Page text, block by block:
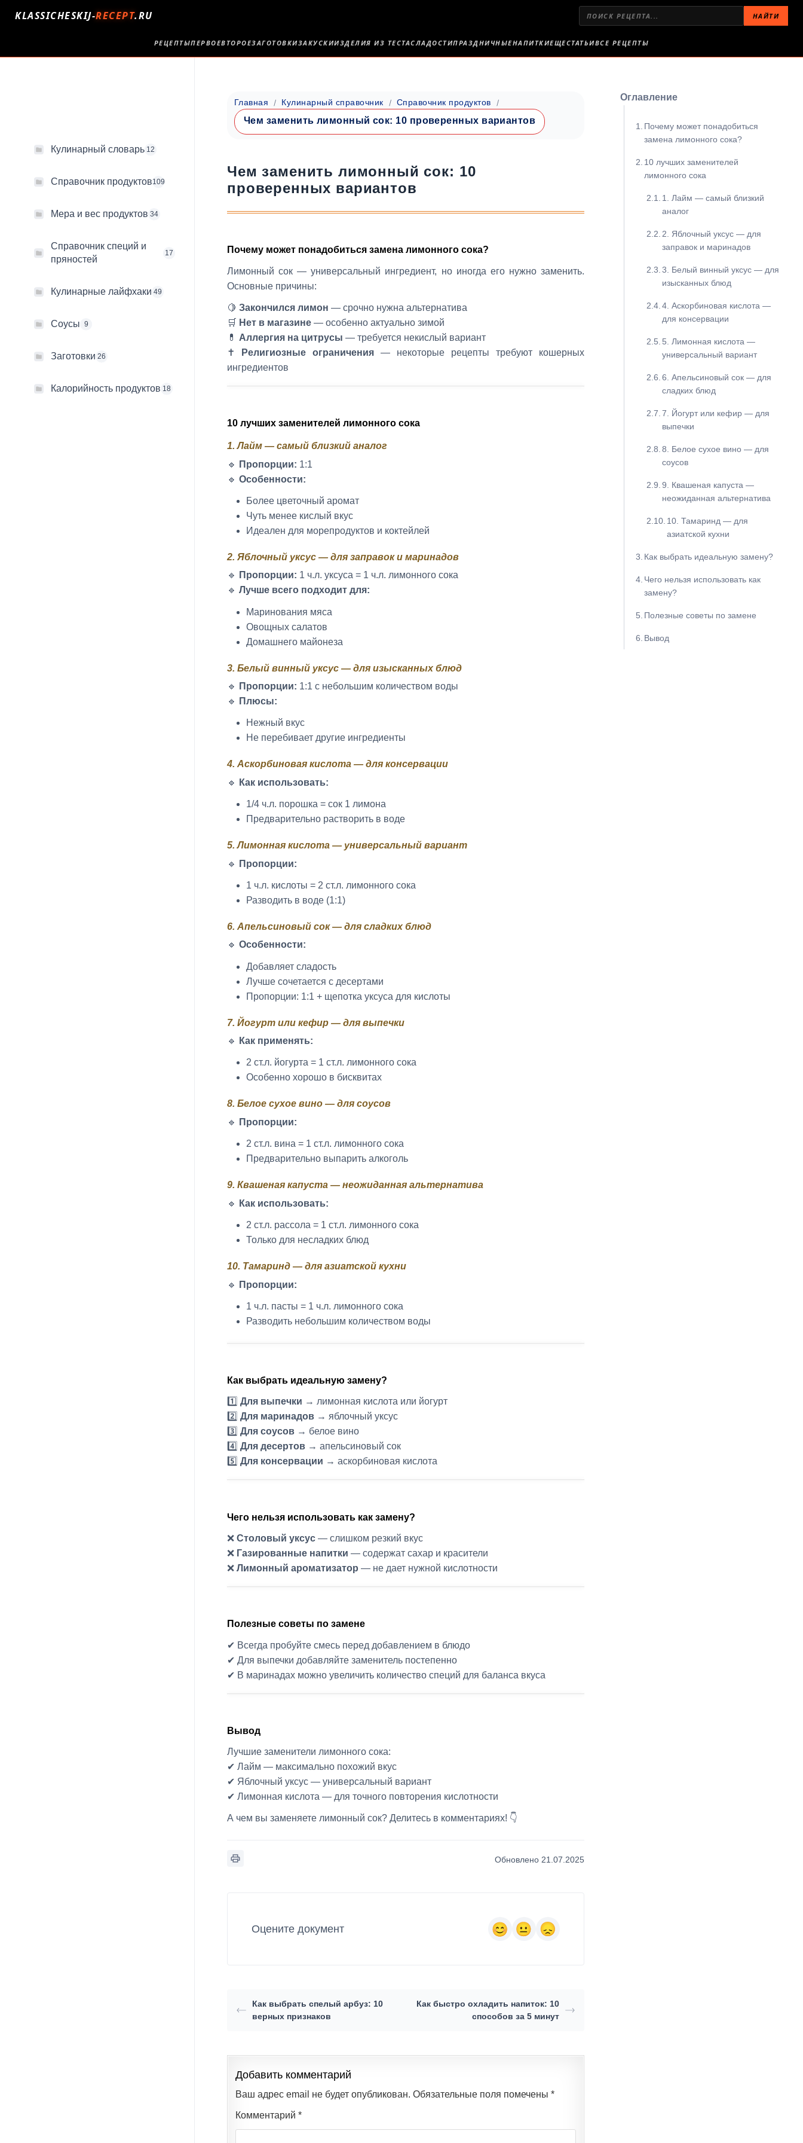
KLASSICHESKIJ-RECEPT.RU НАЙТИ
РЕЦЕПТЫПЕРВОЕВТОРОЕЗАГОТОВКИЗАКУСКИИЗДЕЛИЯ ИЗ ТЕСТАСЛАДОСТИПРАЗДНИЧНЫЕНАПИТКИЕЩЕСТАТЬИВСЕ РЕЦЕПТЫ
Кулинарный словарь 12
Справочник продуктов109
Мера и вес продуктов 34
Справочник специй и
пряностей
17
Кулинарные лайфхаки 49
Соусы 9
Заготовки 26
Калорийность продуктов 18
Главная Кулинарный справочник Справочник продуктов
Чем заменить лимонный сок: 10 проверенных вариантов
Чем заменить лимонный сок: 10
проверенных вариантов
Почему может понадобиться замена лимонного сока?
Лимонный сок — универсальный ингредиент, но иногда его нужно заменить.
Основные причины:
🍋 Закончился лимон — срочно нужна альтернатива
🛒 Нет в магазине— особенно актуально зимой
💊 Аллергия на цитрусы — требуется некислый вариант
✝️
Религиозные ограничения— некоторые рецепты требуют кошерных
ингредиентов
10 лучших заменителей лимонного сока
1. Лайм — самый близкий аналог
🔹
Пропорции: 1:1
🔹 Особенности:
Более цветочный аромат
Чуть менее кислый вкус
Идеален для морепродуктов и коктейлей
2. Яблочный уксус — для заправок и маринадов
🔹
Пропорции: 1 ч.л. уксуса = 1 ч.л. лимонного сока
🔹 Лучше всего подходит для:
Маринования мяса
Овощных салатов
Домашнего майонеза
3. Белый винный уксус — для изысканных блюд
🔹
Пропорции: 1:1 с небольшим количеством воды
🔹
Плюсы:
Нежный вкус
Не перебивает другие ингредиенты
4. Аскорбиновая кислота — для консервации
🔹
Как использовать:
1/4 ч.л. порошка = сок 1 лимона
Предварительно растворить в воде
5. Лимонная кислота — универсальный вариант
🔹
Пропорции:
1 ч.л. кислоты = 2 ст.л. лимонного сока
Разводить в воде (1:1)
6. Апельсиновый сок — для сладких блюд
🔹 Особенности:
Добавляет сладость
Лучше сочетается с десертами
Пропорции: 1:1 + щепотка уксуса для кислоты
7. Йогурт или кефир — для выпечки
🔹
Как применять:
2 ст.л. йогурта = 1 ст.л. лимонного сока
Особенно хорошо в бисквитах
8. Белое сухое вино — для соусов
🔹
Пропорции:
2 ст.л. вина = 1 ст.л. лимонного сока
Предварительно выпарить алкоголь
9. Квашеная капуста — неожиданная альтернатива
🔹
Как использовать:
2 ст.л. рассола = 1 ст.л. лимонного сока
Только для несладких блюд
10. Тамаринд — для азиатской кухни
🔹
Пропорции:
1 ч.л. пасты = 1 ч.л. лимонного сока
Разводить небольшим количеством воды
Как выбрать идеальную замену?
1️⃣ Для выпечки → лимонная кислота или йогурт
2️⃣ Для маринадов→ яблочный уксус
3️⃣ Для соусов→ белое вино
4️⃣ Для десертов→ апельсиновый сок
5️⃣ Для консервации → аскорбиновая кислота
Чего нельзя использовать как замену?
❌ Столовый уксус— слишком резкий вкус
❌ Газированные напитки — содержат сахар и красители
❌ Лимонный ароматизатор — не дает нужной кислотности
Полезные советы по замене
✔ Всегда пробуйте смесь перед добавлением в блюдо
✔ Для выпечки добавляйте заменитель постепенно
✔ В маринадах можно увеличить количество специй для баланса вкуса
Вывод
Лучшие заменители лимонного сока:
✔ Лайм — максимально похожий вкус
✔ Яблочный уксус — универсальный вариант
✔ Лимонная кислота — для точного повторения кислотности
А чем вы заменяете лимонный сок? Делитесь в комментариях! 👇
Обновлено 21.07.2025
Оцените документ
Как выбрать спелый арбуз: 10
верных признаков
Как быстро охладить напиток: 10
способов за 5 минут
Добавить комментарий
Ваш адрес email не будет опубликован. Обязательные поля помечены *
Комментарий *
Оглавление
Почему может понадобиться
замена лимонного сока?
10 лучших заменителей
лимонного сока
1. Лайм — самый близкий
аналог
2. Яблочный уксус — для
заправок и маринадов
3. Белый винный уксус — для
изысканных блюд
4. Аскорбиновая кислота —
для консервации
5. Лимонная кислота —
универсальный вариант
6. Апельсиновый сок — для
сладких блюд
7. Йогурт или кефир — для
выпечки
8. Белое сухое вино — для
соусов
9. Квашеная капуста —
неожиданная альтернатива
10. Тамаринд — для
азиатской кухни
Как выбрать идеальную замену?
Чего нельзя использовать как
замену?
Полезные советы по замене
Вывод